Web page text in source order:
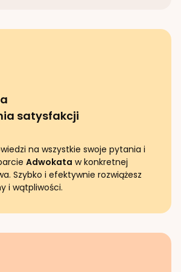
satysfakcji
na wszystkie swoje pytania i
Adwokata w konkretnej
Szybko i efektywnie rozwiążesz
i wątpliwości.